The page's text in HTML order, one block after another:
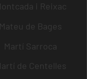
i Reixac
Mateu de Bages
Martí Sarroca
de Centelles